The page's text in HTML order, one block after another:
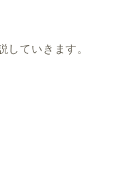
していきます。